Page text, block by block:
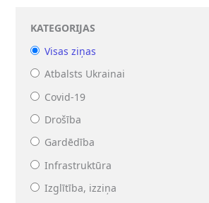
KATEGORIJAS
Visas ziņas
Atbalsts Ukrainai
Covid-19
Drošība
Gardēdība
Infrastruktūra
Izglītība, izziņa